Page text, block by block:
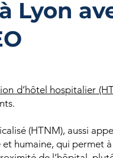
Lyon
d’hôtel hospitalier
(HTNM), aussi
humaine, qui permet